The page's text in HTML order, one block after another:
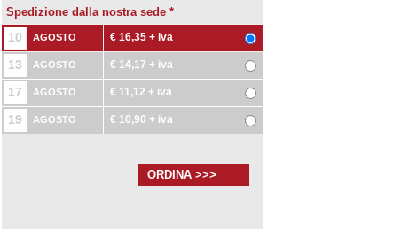
Spedizione dalla nostra sede *
10 AGOSTO € 16,35 + iva
13 AGOSTO € 14,17 + iva
17 AGOSTO € 11,12 + iva
19 AGOSTO € 10,90 + iva